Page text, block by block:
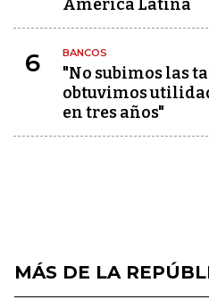
América Latina
6 BANCOS
"No subimos las
obtuvimos
en tres años"
MÁS DE LA